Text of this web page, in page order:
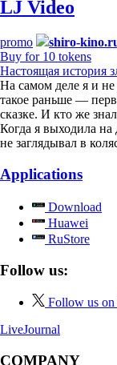
LJ Video
promo shiro-
Buy for 10 tokens
Настоящая история
На самом деле я и
такое раньше —
сказке. И кто же
Когда я выходила
не заглядывал в
Applications
Download
Huawei
RuStore
Follow us:
Follow us
LiveJournal
COMPANY